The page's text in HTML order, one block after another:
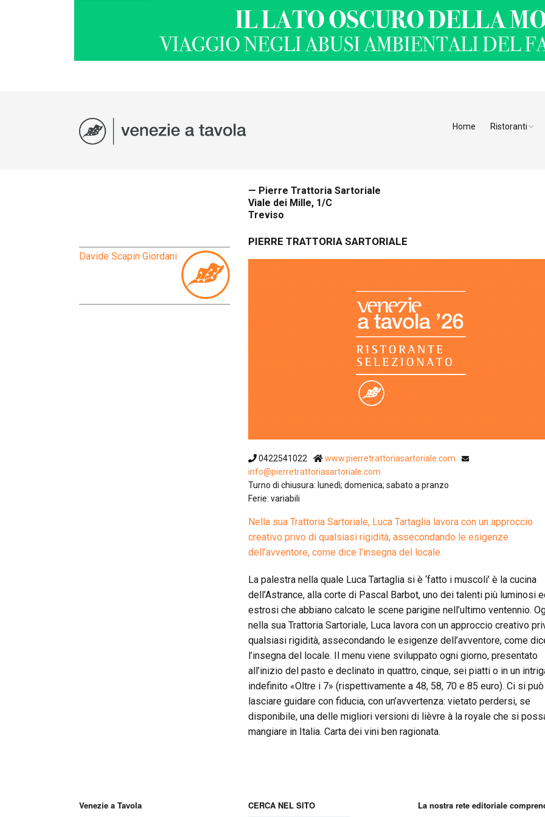
Home Ristoranti
Davide Scapin Giordani
— Pierre Trattoria Sartoriale
Viale dei Mille, 1/C
Treviso
PIERRE TRATTORIA SARTORIALE
0422541022
www.pierretrattoriasartoriale.com
info@pierretrattoriasartoriale.com
Turno di chiusura: lunedì; domenica; sabato a pranzo
Ferie: variabili
Nella sua Trattoria Sartoriale, Luca Tartaglia lavora con un approccio
creativo privo di qualsiasi rigidità, assecondando le esigenze
dell’avventore, come dice l’insegna del locale.
La palestra nella quale Luca Tartaglia si è ‘fatto i muscoli’ è la cucina
dell’Astrance, alla corte di Pascal Barbot, uno dei talenti più luminosi
estrosi che abbiano calcato le scene parigine nell’ultimo ventennio.
nella sua Trattoria Sartoriale, Luca lavora con un approccio creativo
qualsiasi rigidità, assecondando le esigenze dell’avventore, come
l’insegna del locale. Il menu viene sviluppato ogni giorno, presentato
all’inizio del pasto e declinato in quattro, cinque, sei piatti o in un
indefinito «Oltre i 7» (rispettivamente a 48, 58, 70 e 85 euro). Ci si può
lasciare guidare con fiducia, con un’avvertenza: vietato perdersi, se
disponibile, una delle migliori versioni di lièvre à la royale che si
mangiare in Italia. Carta dei vini ben ragionata.
Venezie a Tavola CERCA NEL SITO La nostra rete editoriale